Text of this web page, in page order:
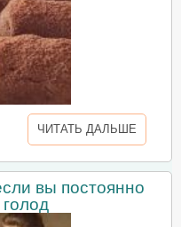
ЧИТАТЬ ДАЛЬШЕ
вы постоянно
голод